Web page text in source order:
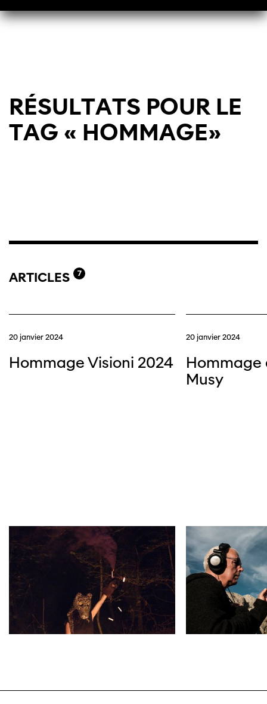
RÉSULTATS POUR LE
TAG « HOMMAGE»
ARTICLES 7
20 janvier 2024
Hommage Visioni 2024
20 janvier 2024
Hommage
Musy